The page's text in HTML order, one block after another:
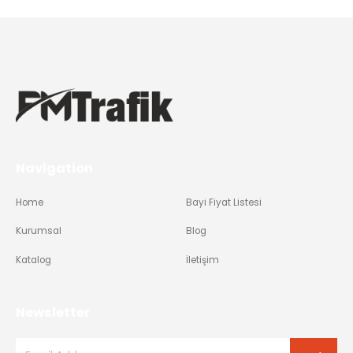
Home
Kurumsal
Katalog
Bayi Fiyat Listesi
Blog
İletişim